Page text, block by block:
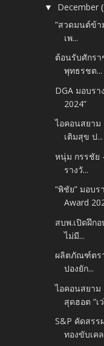
▼ December
”สวดมนต์ข้
เพ...
ต้อนรับศักร
พุทธรชต...
DGA มอบรา
2024”
ไอคอนสยาม
เติมสุข ป...
หนุ่ม กรรชัย
รางวั...
“พิชัย” มอบร
Award
สบพ.เปิดฝึก
ไม่มี...
ผลิตภัณฑ์ตร
ปองยัก...
ไอคอนสยาม
สุดฮอต “เ
S&P คัดสร
ทองขับเคล